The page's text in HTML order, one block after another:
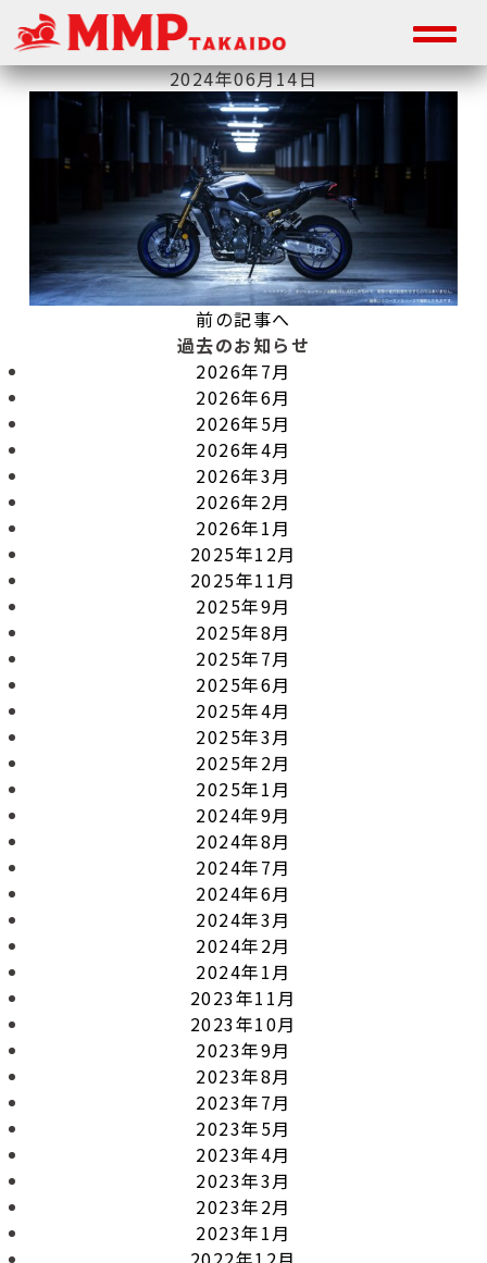
2024年06月14日
前の記事へ
過去のお知らせ
2026年7月
2026年6月
2026年5月
2026年4月
2026年3月
2026年2月
2026年1月
2025年12月
2025年11月
2025年9月
2025年8月
2025年7月
2025年6月
2025年4月
2025年3月
2025年2月
2025年1月
2024年9月
2024年8月
2024年7月
2024年6月
2024年3月
2024年2月
2024年1月
2023年11月
2023年10月
2023年9月
2023年8月
2023年7月
2023年5月
2023年4月
2023年3月
2023年2月
2023年1月